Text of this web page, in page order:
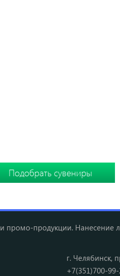
промо-продукции. Нанесение
г. Челябинск,
+7(351)700-